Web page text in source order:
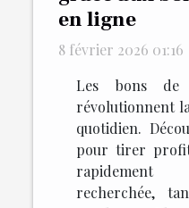
en ligne
8 février 2026 01:16
Les bons de
révolutionnent
quotidien.
pour tirer
rapidement
recherchée,